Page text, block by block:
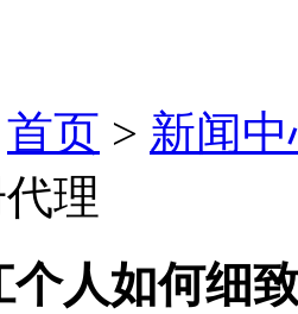
首页 > 新闻
理
个人如何细